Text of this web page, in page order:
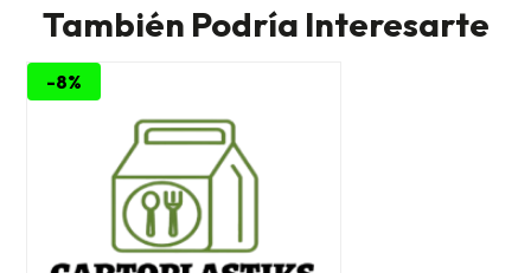
También Podría Interesarte
-8%